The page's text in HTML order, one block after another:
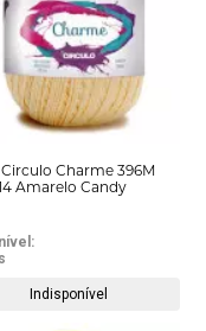
Charme 396M
Amarelo Candy
Indisponível